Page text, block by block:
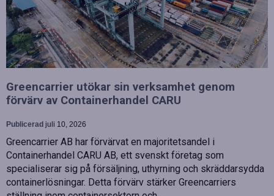
Greencarrier utökar sin verksamhet genom
förvärv av Containerhandel CARU
Publicerad juli 10, 2026
Greencarrier AB har förvärvat en majoritetsandel i
Containerhandel CARU AB, ett svenskt företag som
specialiserar sig på försäljning, uthyrning och skräddarsydda
containerlösningar. Detta förvärv stärker Greencarriers